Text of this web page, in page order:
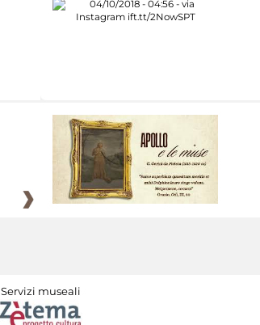
Servizi museali